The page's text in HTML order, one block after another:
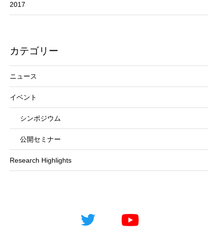
2017
カテゴリー
ニュース
イベント
シンポジウム
公開セミナー
Research Highlights